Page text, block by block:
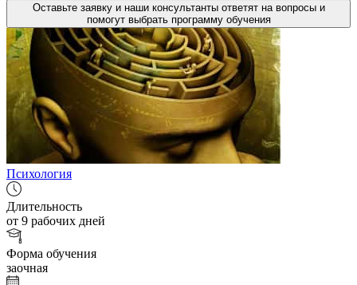
Оставьте заявку и наши консультанты ответят на вопросы и
помогут выбрать программу обучения
Психология
Длительность
от 9 рабочих дней
Форма обучения
заочная